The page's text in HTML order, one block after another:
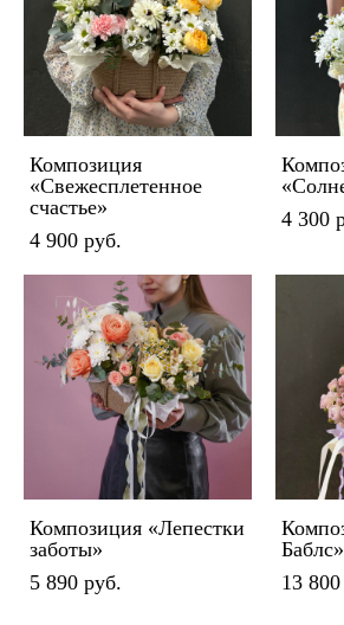
Композиция
«Свежесплетенное
счастье»
4 900 pуб.
4 300
Композиция «Лепестки
заботы»
5 890 pуб.
Баблс»
13